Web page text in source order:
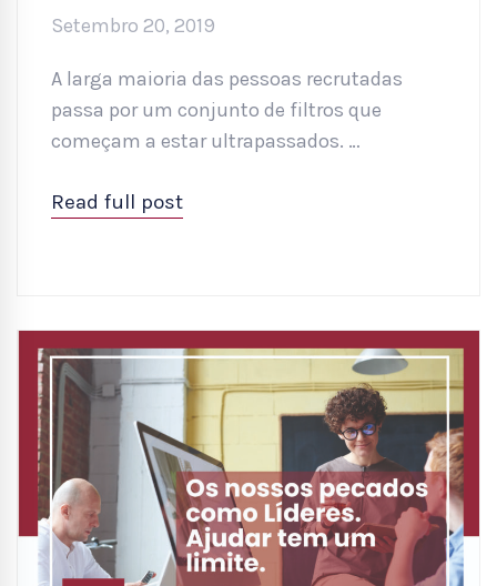
Setembro 20, 2019
A larga maioria das pessoas recrutadas
passa por um conjunto de filtros que
começam a estar ultrapassados. …
Read full post